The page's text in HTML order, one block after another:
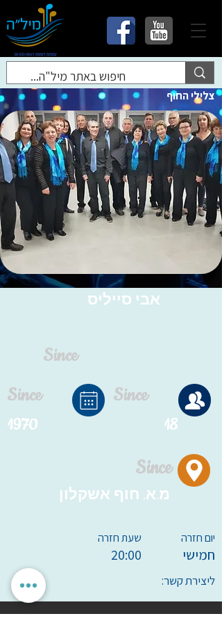
צלילי החוף
אבי סייליס
Since
Since
1970
Since
18
Since
מ.א. חוף אשקלון
שעת חזרה
20:00
יום חזרה
חמישי
ליצירת קשר: